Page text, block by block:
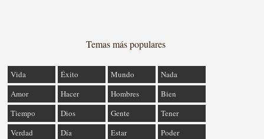
Temas más populares
Vida Éxito Mundo
Nada
Amor
Hacer Hombres
Bien
Tiempo
Dios Gente
Tener
Verdad
Día Estar
Poder